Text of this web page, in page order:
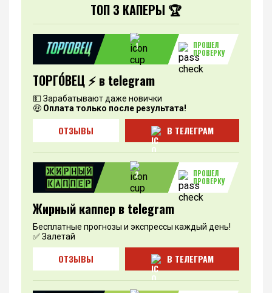
ТОП 3 КАПЕРЫ 🏆
1
ПРОШЕЛ
ПРОВЕРКУ
ТОРГО́ВЕЦ ⚡️ в telegram
💵 Зарабатывают даже новички
🤑 Оплата только после результата!
ОТЗЫВЫ В ТЕЛЕГРАМ
2
ПРОШЕЛ
ПРОВЕРКУ
Жирный каппер в telegram
Бесплатные прогнозы и экспрессы каждый день!
✅ Залетай
ОТЗЫВЫ В ТЕЛЕГРАМ